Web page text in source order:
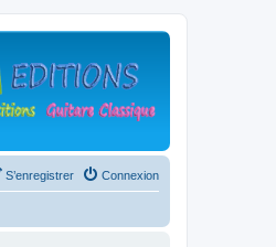
Connexion
S’enregistrer